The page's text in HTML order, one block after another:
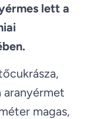
lett a
aranyérmet
magas,